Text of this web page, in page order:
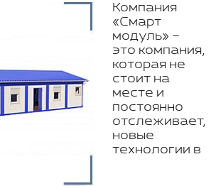
Компания
«Смарт
модуль» –
это компания,
которая не
стоит на
месте и
постоянно
отслеживает,
новые
технологии в